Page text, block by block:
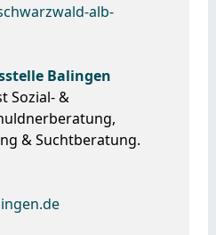
alb-
Balingen
Sozial- &
& Suchtberatung.